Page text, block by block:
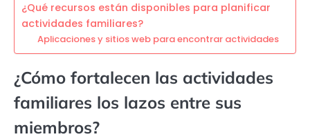
¿Qué recursos están disponibles para planificar
actividades familiares?
Aplicaciones y sitios web para encontrar actividades
¿Cómo fortalecen las actividades
familiares los lazos entre sus
miembros?